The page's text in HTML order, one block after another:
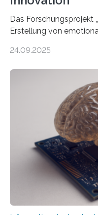
Das Forschungsprojekt
Erstellung von
Förderung in Höhe von
der MindPort GmbH
Lösung zur Erzeugung
Avatare. Gen-AIvatar
kosteneffiziente
erstellen. „Besonders
Animation, bei der
und Mimik im Einklang
24.09.2025